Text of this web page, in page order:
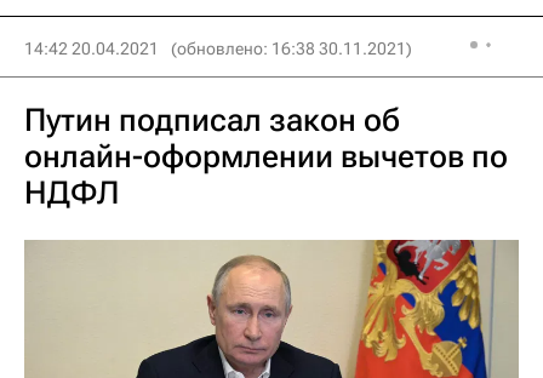
14:42 20.04.2021 (обновлено: 16:38 30.11.2021)
Путин подписал закон об
онлайн-оформлении вычетов по
НДФЛ